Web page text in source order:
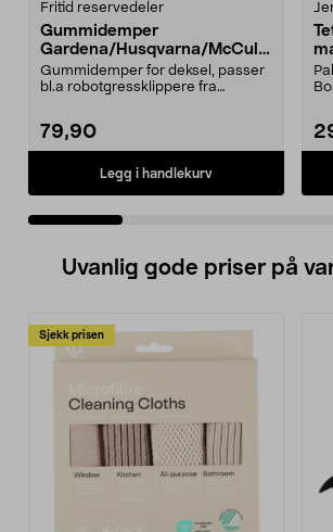
Fritid reservedeler
Gummidemper
Gardena/Husqvarna/McCullo
ch/Flymo
Gummidemper for deksel, passer
bl.a robotgressklippere fra
79,90
Legg i handlekurv
Uvanlig gode priser på
Sjekk prisen